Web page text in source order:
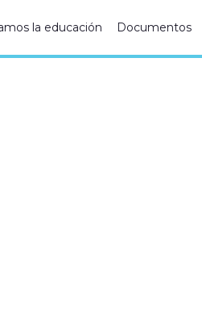
la educación Documentos